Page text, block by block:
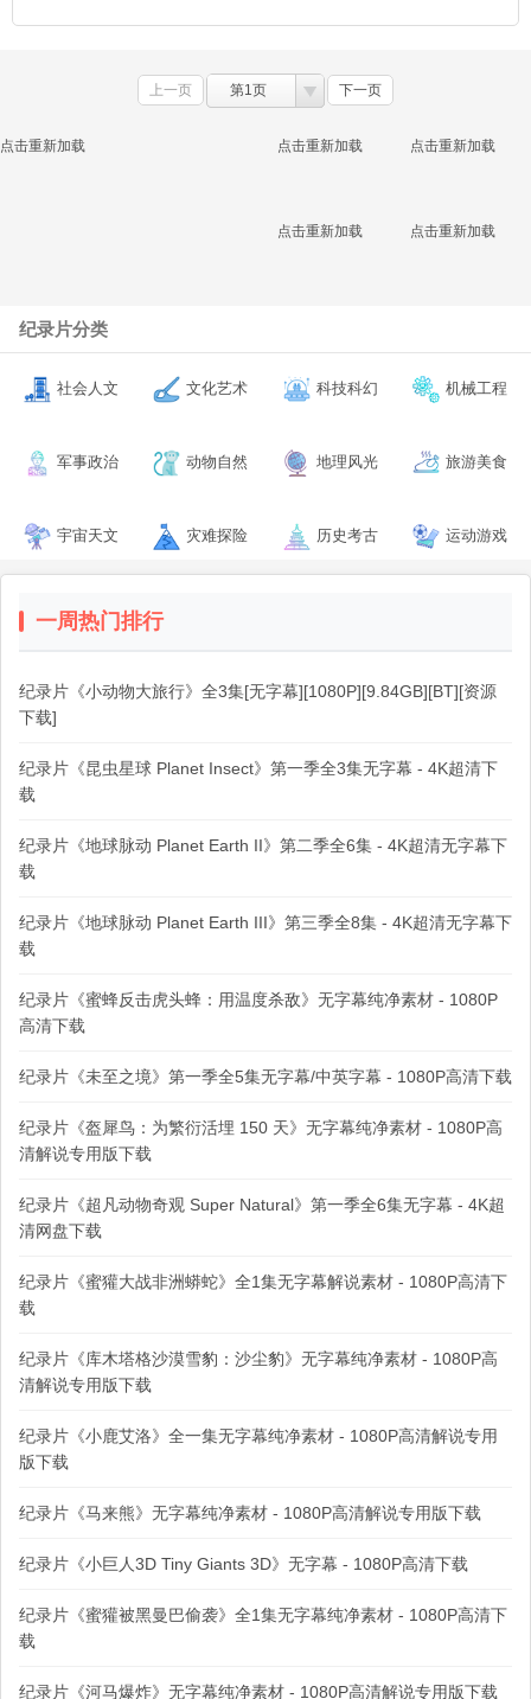
上一页 第1页 下一页
点击重新加载 点击重新加载 点击重新加载
点击重新加载 点击重新加载
纪录片分类
社会人文 文化艺术 科技科幻 机械工程
军事政治 动物自然 地理风光 旅游美食
宇宙天文 灾难探险 历史考古 运动游戏
一周热门排行
纪录片《小动物大旅行》全3集[无字幕][1080P][9.84GB][BT][资源
下载]
纪录片《昆虫星球 Planet Insect》第一季全3集无字幕 - 4K超清下
载
纪录片《地球脉动 Planet Earth II》第二季全6集 - 4K超清无字幕下
载
纪录片《地球脉动 Planet Earth III》第三季全8集 - 4K超清无字幕下
载
纪录片《蜜蜂反击虎头蜂：用温度杀敌》无字幕纯净素材 - 1080P
高清下载
纪录片《未至之境》第一季全5集无字幕/中英字幕 - 1080P高清下载
纪录片《盔犀鸟：为繁衍活埋 150 天》无字幕纯净素材 - 1080P高
清解说专用版下载
纪录片《超凡动物奇观 Super Natural》第一季全6集无字幕 - 4K超
清网盘下载
纪录片《蜜獾大战非洲蟒蛇》全1集无字幕解说素材 - 1080P高清下
载
纪录片《库木塔格沙漠雪豹：沙尘豹》无字幕纯净素材 - 1080P高
清解说专用版下载
纪录片《小鹿艾洛》全一集无字幕纯净素材 - 1080P高清解说专用
版下载
纪录片《马来熊》无字幕纯净素材 - 1080P高清解说专用版下载
纪录片《小巨人3D Tiny Giants 3D》无字幕 - 1080P高清下载
纪录片《蜜獾被黑曼巴偷袭》全1集无字幕纯净素材 - 1080P高清下
载
纪录片《河马爆炸》无字幕纯净素材 - 1080P高清解说专用版下载